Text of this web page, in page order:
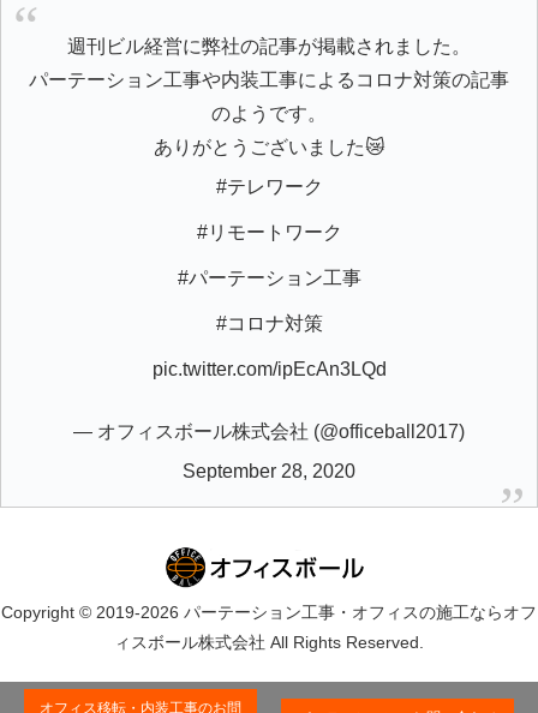
週刊ビル経営に弊社の記事が掲載されました。
パーテーション工事や内装工事によるコロナ対策の記事
のようです。
ありがとうございました😿
#テレワーク
#リモートワーク
#パーテーション工事
#コロナ対策
pic.twitter.com/ipEcAn3LQd
— オフィスボール株式会社 (@officeball2017)
September 28, 2020
Copyright © 2019-2026 パーテーション工事・オフィスの施工ならオフ
ィスボール株式会社 All Rights Reserved.
オフィス移転・内装工事のお問